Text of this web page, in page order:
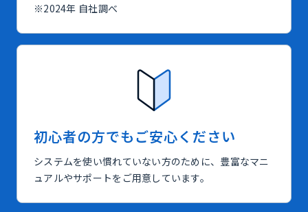
※2024年 自社調べ
初心者の方でもご安心ください
システムを使い慣れていない方のために、豊富なマニ
ュアルやサポートをご用意しています。